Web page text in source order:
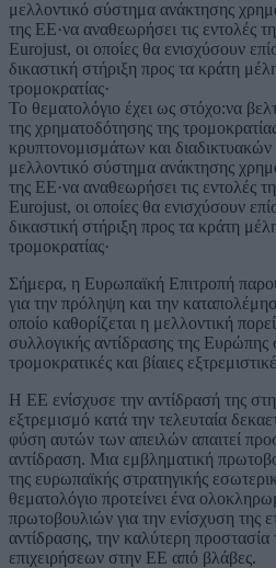
Το θεματολόγιο έχει ως στόχο:να
της χρηματοδότησης της
κρυπτονομισμάτων και
μελλοντικό σύστημα ανάκτησης
της ΕΕ·να αναθεωρήσει τις εντολές
Eurojust, οι οποίες θα ενισχύσουν
δικαστική στήριξη προς τα κράτη
τρομοκρατίας·
Σήμερα, η Ευρωπαϊκή Επιτροπή
για την πρόληψη και την
οποίο καθορίζεται η μελλοντική
συλλογικής αντίδρασης της Ευρώπης
τρομοκρατικές και βίαιες
Η ΕΕ ενίσχυσε την αντίδρασή της
εξτρεμισμό κατά την τελευταία
φύση αυτών των απειλών απαιτεί
αντίδραση. Μια εμβληματική
της ευρωπαϊκής στρατηγικής
θεματολόγιο προτείνει ένα
πρωτοβουλιών για την ενίσχυση της
αντίδρασης, την καλύτερη
επιχειρήσεων στην ΕΕ από βλάβες.